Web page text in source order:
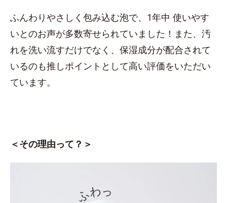
ふんわりやさしく包み込む泡で、1年中 使いやす
いとのお声が多数寄せられていました！また、汚
れを洗い流すだけでなく、保湿成分が配合されて
いるのも推しポイントとして高い評価をいただい
ています。
＜その理由って？＞